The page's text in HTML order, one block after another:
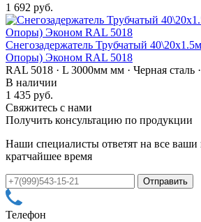
1 692 руб.
Снегозадержатель Трубчатый
Опоры) Эконом RAL 5018
RAL 5018 · L 3000мм мм · Черная сталь
В наличии
1 435 руб.
Свяжитесь с нами
Получить консультацию по продукции
Наши специалисты ответят на все ваши
кратчайшее время
Телефон